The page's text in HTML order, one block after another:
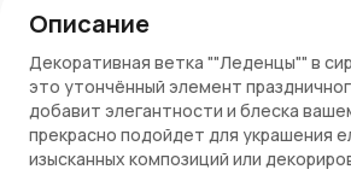
Описание
Декоративная ветка ""Леденцы"" в
это утончённый элемент
добавит элегантности и блеска
прекрасно подойдет для украшения
изысканных композиций или